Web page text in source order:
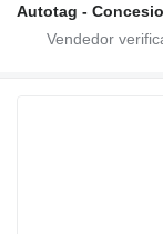
Autotag -